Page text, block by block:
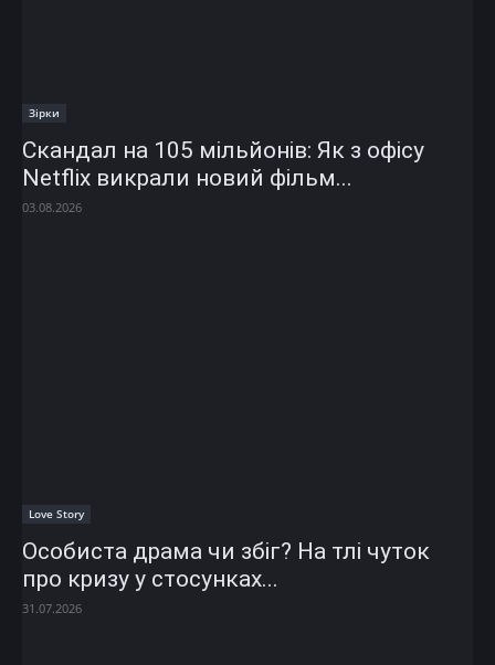
Зірки
Скандал на 105 мільйонів: Як з офісу
Netflix викрали новий фільм...
03.08.2026
Love Story
Особиста драма чи збіг? На тлі чуток
про кризу у стосунках...
31.07.2026